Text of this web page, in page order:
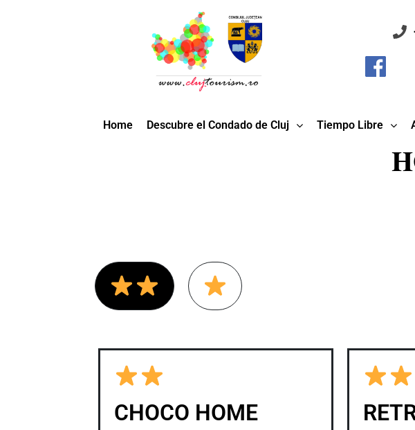
Home Descubre el Condado de Cluj Tiempo Libre
CHOCO HOME